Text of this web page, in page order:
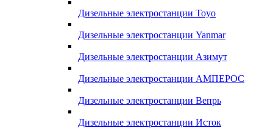
Дизельные электростанции Toyo
Дизельные электростанции Yanmar
Дизельные электростанции Азимут
Дизельные электростанции АМПЕРОС
Дизельные электростанции Вепрь
Дизельные электростанции Исток